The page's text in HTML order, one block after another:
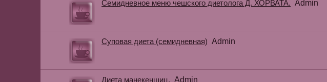
Семидневное меню чешского диетолога Д. ХОРВАТА. Admin
Суповая диета (семидневная) Admin
Диета манекенщиц. Admin